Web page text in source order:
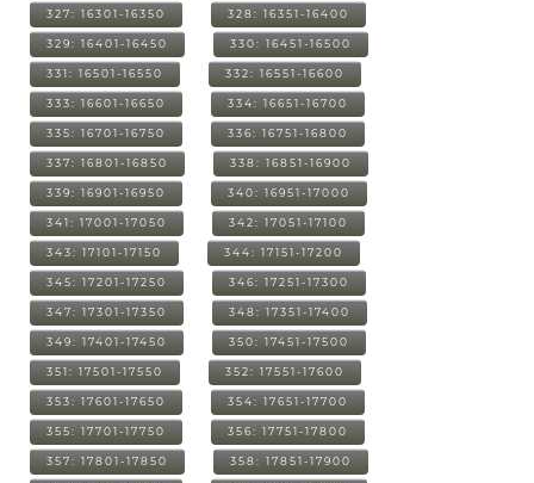
327: 16301-16350 328: 16351-16400
329: 16401-16450 330: 16451-16500
331: 16501-16550 332: 16551-16600
333: 16601-16650 334: 16651-16700
335: 16701-16750 336: 16751-16800
337: 16801-16850 338: 16851-16900
339: 16901-16950 340: 16951-17000
341: 17001-17050 342: 17051-17100
343: 17101-17150 344: 17151-17200
345: 17201-17250 346: 17251-17300
347: 17301-17350 348: 17351-17400
349: 17401-17450 350: 17451-17500
351: 17501-17550 352: 17551-17600
353: 17601-17650 354: 17651-17700
355: 17701-17750 356: 17751-17800
357: 17801-17850 358: 17851-17900